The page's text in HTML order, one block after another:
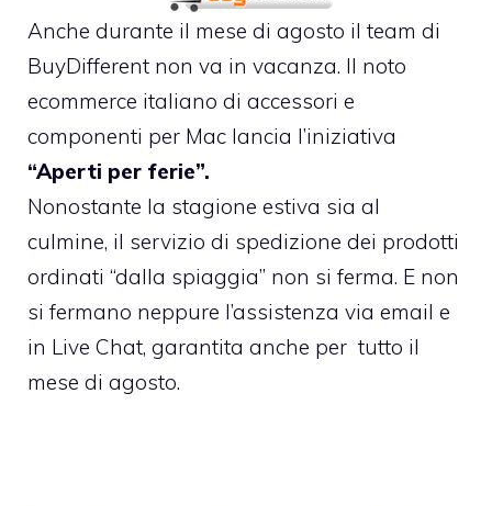
Anche durante il mese di agosto il team di
BuyDifferent non va in vacanza. Il noto
ecommerce italiano di accessori e
componenti per Mac lancia l’iniziativa
“Aperti per ferie”.
Nonostante la stagione estiva sia al
culmine, il servizio di spedizione dei prodotti
ordinati “dalla spiaggia” non si ferma. E non
si fermano neppure l’assistenza via email e
in Live Chat, garantita anche per tutto il
mese di agosto.